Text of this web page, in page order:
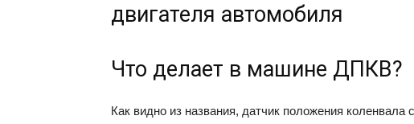
двигателя автомобиля
Что делает в машине ДПКВ?
Как видно из названия, датчик положения